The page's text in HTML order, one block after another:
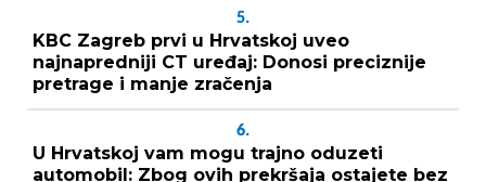
5.
KBC Zagreb prvi u Hrvatskoj uveo
najnapredniji CT uređaj: Donosi preciznije
pretrage i manje zračenja
6.
U Hrvatskoj vam mogu trajno oduzeti
automobil: Zbog ovih prekršaja ostajete bez